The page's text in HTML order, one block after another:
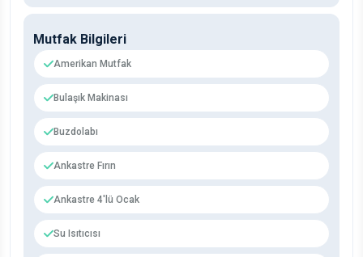
Mutfak Bilgileri
Amerikan Mutfak
Bulaşık Makinası
Buzdolabı
Ankastre Fırın
Ankastre 4'lü Ocak
Su Isıtıcısı